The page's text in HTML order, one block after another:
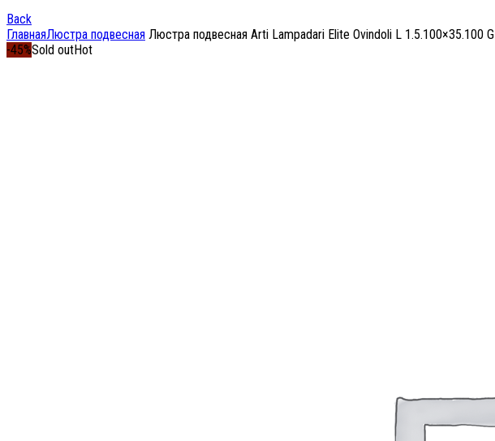
Back
ГлавнаяЛюстра подвесная Люстра подвесная Arti Lampadari Elite Ovindoli L 1.5.100×35.100 G
-45%Sold outHot